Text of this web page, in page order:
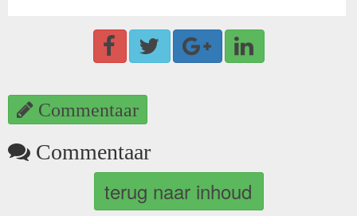
Commentaar
Commentaar
terug naar inhoud